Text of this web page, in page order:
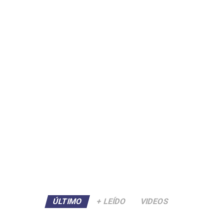
ÚLTIMO + LEÍDO VIDEOS